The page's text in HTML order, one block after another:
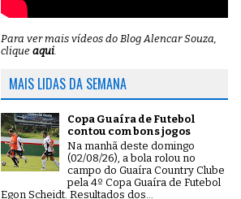
Para ver mais vídeos do Blog Alencar Souza,
clique aqui.
MAIS LIDAS DA SEMANA
Copa Guaíra de Futebol
contou com bons jogos
Na manhã deste domingo
(02/08/26), a bola rolou no
campo do Guaíra Country Clube
pela 4º Copa Guaíra de Futebol
Egon Scheidt. Resultados dos...